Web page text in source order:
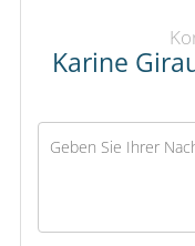
Karine